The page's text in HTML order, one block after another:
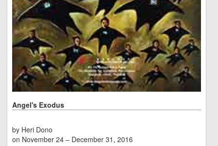
Angel's Exodus
by Heri Dono
on November 24 – December 31, 2016